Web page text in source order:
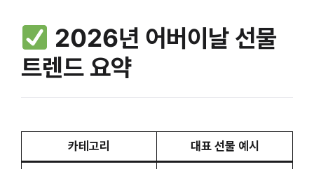
2026년 어버이날 선물
트렌드 요약
카테고리 대표 선물 예시